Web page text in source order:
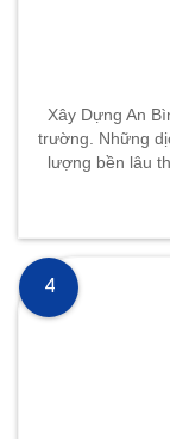
Xây Dựng An
trường. Những
lượng bền lâu
4